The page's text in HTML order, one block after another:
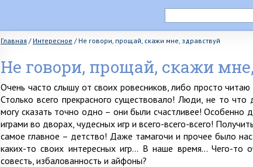
Главная / Интересное / Не говори, прощай, скажи мне, здравствуй
Не говори, прощай, скажи
Очень часто слышу от своих ровесников, либо просто
Столько всего прекрасного существовало! Люди, не то
могу сказать точно одно – они были счастливее!
играми во дворах, чудесных игр и всего-всего-всего!
самое главное – детство! Даже тамагочи и прочее было
каких-то своих интересных игр… В наше время… Чего-то
совесть, избалованность и айфоны?